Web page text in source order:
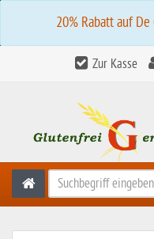
20% Rabatt auf
Zur Kasse